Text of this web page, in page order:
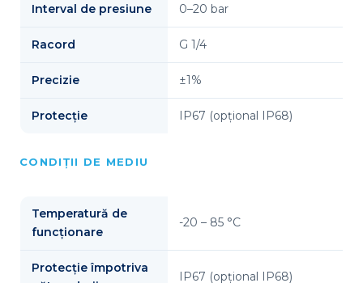
Interval de presiune 0–20 bar
Racord G 1/4
Precizie ±1%
Protecție IP67 (opțional IP68)
CONDIȚII DE MEDIU
Temperatură de
funcționare
-20 – 85 °C
Protecție împotriva
IP67 (opțional IP68)